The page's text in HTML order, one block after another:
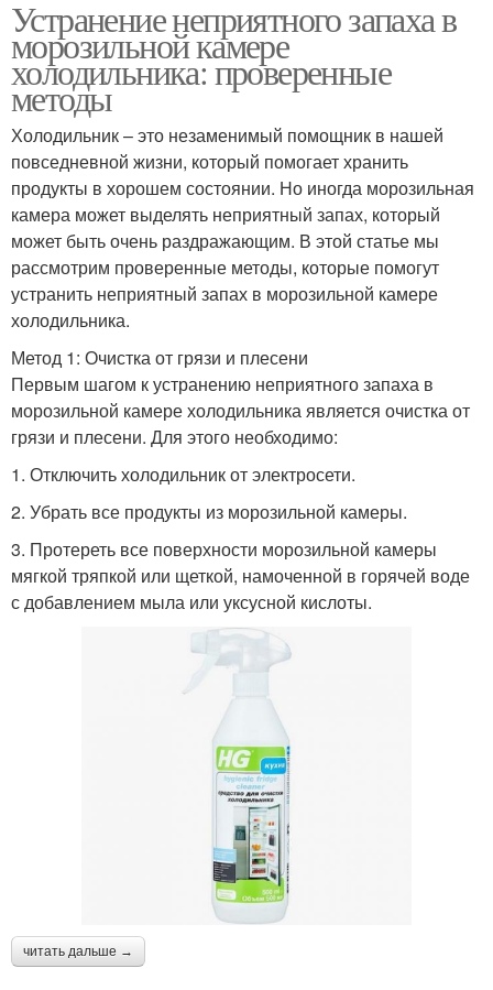
Устранение неприятного запаха в
морозильной камере
холодильника: проверенные
методы
Холодильник – это незаменимый помощник в нашей
повседневной жизни, который помогает хранить
продукты в хорошем состоянии. Но иногда морозильная
камера может выделять неприятный запах, который
может быть очень раздражающим. В этой статье мы
рассмотрим проверенные методы, которые помогут
устранить неприятный запах в морозильной камере
холодильника.
Метод 1: Очистка от грязи и плесени
Первым шагом к устранению неприятного запаха в
морозильной камере холодильника является очистка от
грязи и плесени. Для этого необходимо:
1. Отключить холодильник от электросети.
2. Убрать все продукты из морозильной камеры.
3. Протереть все поверхности морозильной камеры
мягкой тряпкой или щеткой, намоченной в горячей воде
с добавлением мыла или уксусной кислоты.
читать дальше →